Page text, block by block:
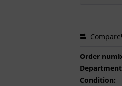
Compare
Order
Condition: